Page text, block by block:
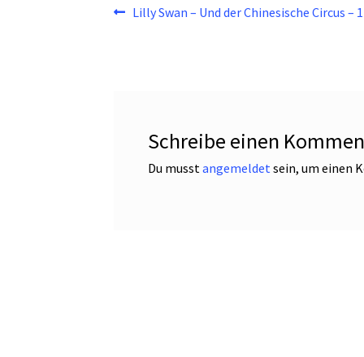
Beitragsnavigation
Vorheriger
Lilly Swan – Und der Chinesische Circus – 1
Schreibe einen
Du musst angemeldet sein, um einen